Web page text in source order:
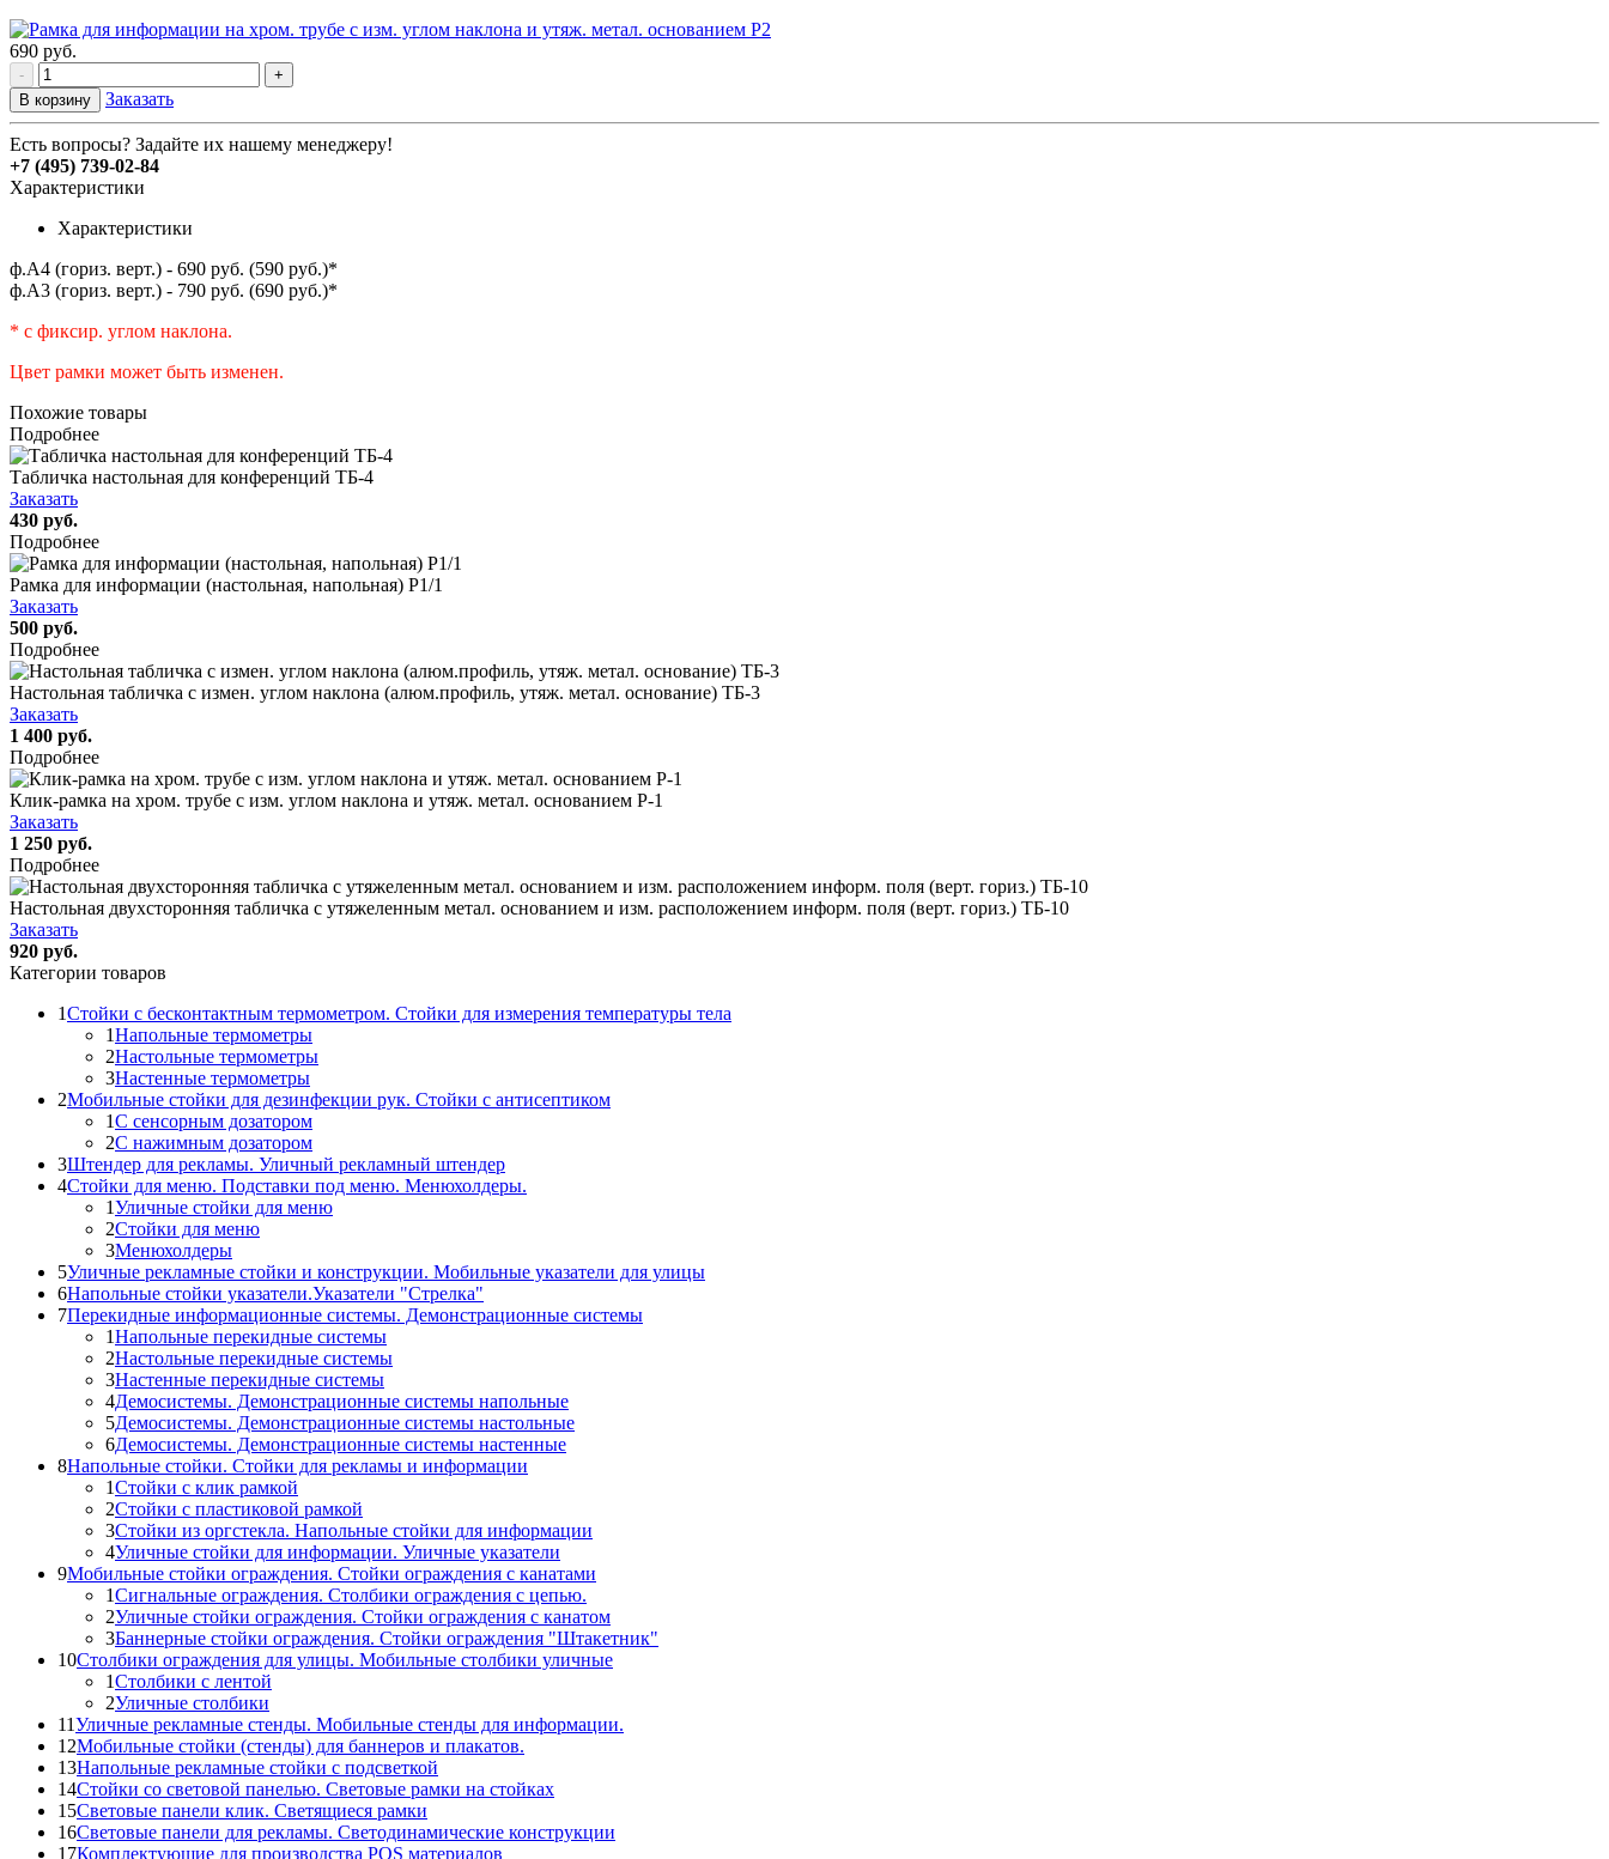
690 руб.
-
+
В корзину
Заказать
Есть вопросы? Задайте их нашему менеджеру!
+7 (495) 739-02-84
Характеристики
Характеристики
ф.А4 (гориз. верт.) - 690 руб. (590 руб.)*
ф.А3 (гориз. верт.) - 790 руб. (690 руб.)*
* с фиксир. углом наклона.
Цвет рамки может быть изменен.
Похожие товары
Подробнее
Tабличка настольная для конференций ТБ-4
Заказать
430 руб.
Подробнее
Рамка для информации (настольная, напольная) P1/1
Заказать
500 руб.
Подробнее
Настольная табличка с измен. углом наклона (алюм.профиль, утяж. метал. основание) ТБ-3
Заказать
1 400 руб.
Подробнее
Клик-рамка на хром. трубе с изм. углом наклона и утяж. метал. основанием Р-1
Заказать
1 250 руб.
Подробнее
Настольная двухсторонняя табличка с утяжеленным метал. основанием и изм. расположением информ. поля (верт. гориз.) ТБ-10
Заказать
920 руб.
Категории товаров
1Стойки с бесконтактным термометром. Стойки для измерения температуры тела
1Напольные термометры
2Настольные термометры
3Настенные термометры
2Мобильные стойки для дезинфекции рук. Стойки с антисептиком
1С сенсорным дозатором
2С нажимным дозатором
3Штендер для рекламы. Уличный рекламный штендер
4Стойки для меню. Подставки под меню. Менюхолдеры.
1Уличные стойки для меню
2Стойки для меню
3Менюхолдеры
5Уличные рекламные стойки и конструкции. Мобильные указатели для улицы
6Напольные стойки указатели.Указатели "Стрелка"
7Перекидные информационные системы. Демонстрационные системы
1Напольные перекидные системы
2Настольные перекидные системы
3Настенные перекидные системы
4Демосистемы. Демонстрационные системы напольные
5Демосистемы. Демонстрационные системы настольные
6Демосистемы. Демонстрационные системы настенные
8Напольные стойки. Стойки для рекламы и информации
1Стойки с клик рамкой
2Стойки с пластиковой рамкой
3Стойки из оргстекла. Напольные стойки для информации
4Уличные стойки для информации. Уличные указатели
9Мобильные стойки ограждения. Стойки ограждения с канатами
1Сигнальные ограждения. Столбики ограждения с цепью.
2Уличные стойки ограждения. Стойки ограждения с канатом
3Баннерные стойки ограждения. Стойки ограждения "Штакетник"
10Столбики ограждения для улицы. Мобильные столбики уличные
1Столбики с лентой
2Уличные столбики
11Уличные рекламные стенды. Мобильные стенды для информации.
12Мобильные стойки (стенды) для баннеров и плакатов.
13Напольные рекламные стойки с подсветкой
14Стойки со световой панелью. Световые рамки на стойках
15Световые панели клик. Светящиеся рамки
16Световые панели для рекламы. Светодинамические конструкции
17Комплектующие для производства POS материалов